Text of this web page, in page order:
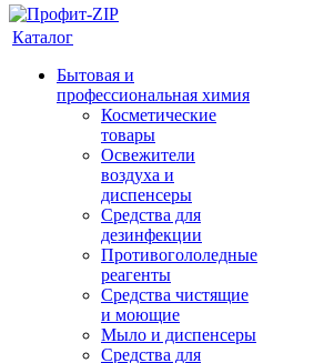
Каталог
Бытовая и
профессиональная химия
Косметические
товары
Освежители
воздуха и
диспенсеры
Средства для
дезинфекции
Противогололедные
реагенты
Средства чистящие
и моющие
Мыло и диспенсеры
Средства для